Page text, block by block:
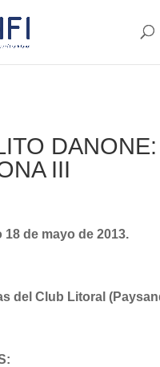
DANONE:
III
18 de mayo de 2013.
del Club Litoral